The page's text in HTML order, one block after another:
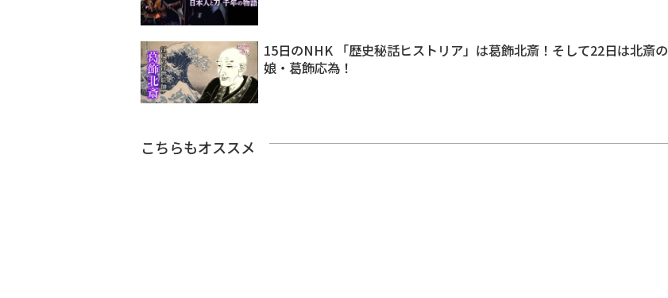
15日のNHK 「歴史秘話ヒストリア」は葛飾北斎！そして22日は北斎の
娘・葛飾応為！
こちらもオススメ